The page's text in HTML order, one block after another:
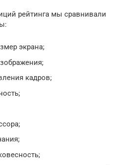
рейтинга мы сравнивали
экрана;
кадров;